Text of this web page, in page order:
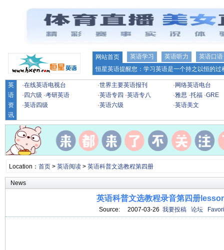
网站首页 英语学习 英语听力
英语口语
恒星英语提醒您：学习英语是一个持之以恒的
英
语
资
讯
·在线英语电视台 ·世界主要英语报刊 · 网络英语电台
· 四六级 ·考研英语 ·英语专四 ·英语专八 ·雅思 ·托福 ·GRE
·英语四级 ·英语六级 ·英语美文
Location： 首页> 英语阅读> 英语科普文选教程第四册
News
英语科普文选教程录音第四册
Source: 2007-03-26 我要投稿 论坛